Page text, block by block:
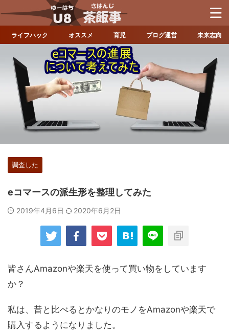
ライフハック オススメ 育児 ブログ運営 未来志向
調査した
eコマースの派生形を整理してみた
2019年4月6日 2020年6月2日
皆さんAmazonや楽天を使って買い物をしています
か？
私は、昔と比べるとかなりのモノをAmazonや楽天で
購入するようになりました。